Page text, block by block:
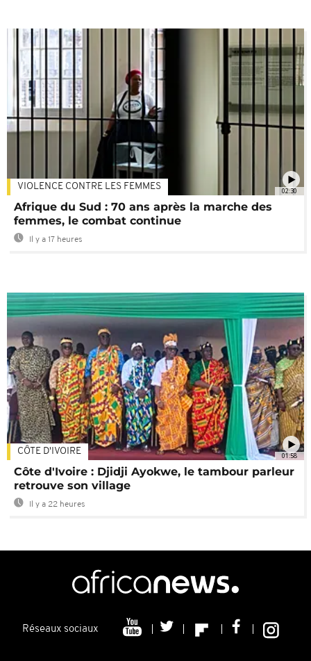
02:30
VIOLENCE CONTRE LES FEMMES
Afrique du Sud : 70 ans après la marche des
femmes, le combat continue
Il y a 17 heures
01:58
CÔTE D'IVOIRE
Côte d'Ivoire : Djidji Ayokwe, le tambour parleur
retrouve son village
Il y a 22 heures
Réseaux sociaux